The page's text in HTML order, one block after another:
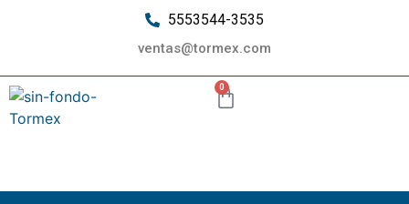
5553544-3535
ventas@tormex.com
0